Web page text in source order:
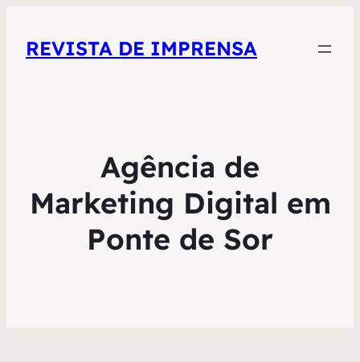
REVISTA DE IMPRENSA
Agência de
Marketing Digital em
Ponte de Sor